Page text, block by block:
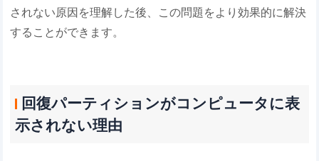
されない原因を理解した後、この問題をより効果的に解決
することができます。
回復パーティションがコンピュータに表
示されない理由